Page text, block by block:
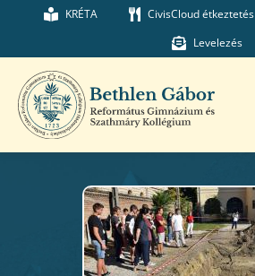
Kihagyás KRÉTA CivisCloud étkeztetés
Levelezés